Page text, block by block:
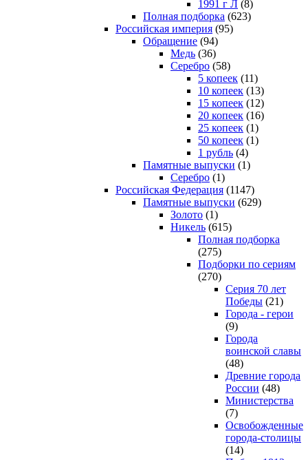
1991 г Л (8)
Полная подборка (623)
Российская империя (95)
Обращение (94)
Медь (36)
Серебро (58)
5 копеек (11)
10 копеек (13)
15 копеек (12)
20 копеек (16)
25 копеек (1)
50 копеек (1)
1 рубль (4)
Памятные выпуски (1)
Серебро (1)
Российская Федерация (1147)
Памятные выпуски (629)
Золото (1)
Никель (615)
Полная подборка
(275)
Подборки по сериям
(270)
Серия 70 лет
Победы (21)
Города - герои
(9)
Города
воинской славы
(48)
Древние города
России (48)
Министерства
(7)
Освобожденные
города-столицы
(14)